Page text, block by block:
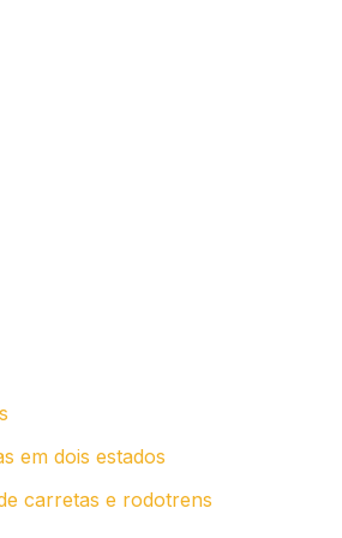
em dois estados
carretas e rodotrens